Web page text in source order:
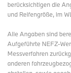
berücksichtigen die
und Reifengröße, im
Alle Angaben sind
Aufgeführte NEFZ-
Messverfahren
anderen